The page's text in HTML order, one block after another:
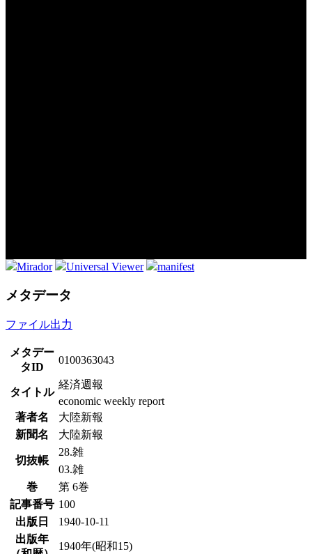
Mirador Universal Viewer manifest
メタデータ
ファイル出力
メタデー
タID
0100363043
タイトル
経済週報
economic weekly report
著者名
大陸新報
新聞名
大陸新報
切抜帳
28.雑
03.雑
巻
第 6巻
記事番号 100
出版日
1940-10-11
出版年
1940年(昭和15)